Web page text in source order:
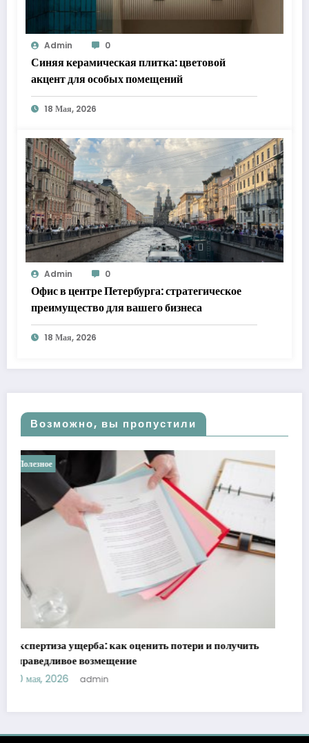
Admin 0
Синяя керамическая плитка: цветовой
акцент для особых помещений
18 Мая, 2026
Admin 0
Офис в центре Петербурга: стратегическое
преимущество для вашего бизнеса
18 Мая, 2026
Возможно, вы пропустили
Полезное
Ретроградные планеты в астрологии: мифы против
21 мая, 2026